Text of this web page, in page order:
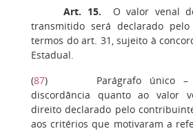
Art. 15. O valor venal
transmitido será declarado
termos do art. 31, sujeito à
Estadual.
(87) Parágrafo único –
discordância quanto ao valor
direito declarado pelo
aos critérios que motivaram a